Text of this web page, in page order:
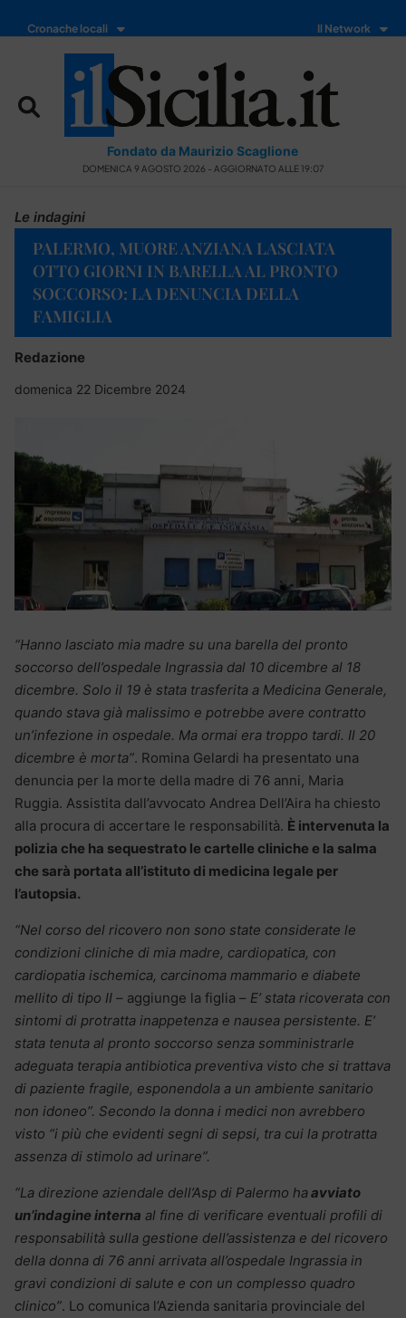
Cronache locali Il Network
Fondato da Maurizio Scaglione
DOMENICA 9 AGOSTO 2026 - AGGIORNATO ALLE 19:07
Le indagini
PALERMO, MUORE ANZIANA LASCIATA
OTTO GIORNI IN BARELLA AL PRONTO
SOCCORSO: LA DENUNCIA DELLA
FAMIGLIA
Redazione
domenica 22 Dicembre 2024
“Hanno lasciato mia madre su una barella del pronto
soccorso dell’ospedale Ingrassia dal 10 dicembre al 18
dicembre. Solo il 19 è stata trasferita a Medicina Generale,
quando stava già malissimo e potrebbe avere contratto
un’infezione in ospedale. Ma ormai era troppo tardi. Il 20
dicembre è morta”. Romina Gelardi ha presentato una
denuncia per la morte della madre di 76 anni, Maria
Ruggia. Assistita dall’avvocato Andrea Dell’Aira ha chiesto
alla procura di accertare le responsabilità. È intervenuta la
polizia che ha sequestrato le cartelle cliniche e la salma
che sarà portata all’istituto di medicina legale per
l’autopsia.
“Nel corso del ricovero non sono state considerate le
condizioni cliniche di mia madre, cardiopatica, con
cardiopatia ischemica, carcinoma mammario e diabete
mellito di tipo II – aggiunge la figlia – E’ stata ricoverata con
sintomi di protratta inappetenza e nausea persistente. E’
stata tenuta al pronto soccorso senza somministrarle
adeguata terapia antibiotica preventiva visto che si trattava
di paziente fragile, esponendola a un ambiente sanitario
non idoneo”. Secondo la donna i medici non avrebbero
visto “i più che evidenti segni di sepsi, tra cui la protratta
assenza di stimolo ad urinare”.
“La direzione aziendale dell’Asp di Palermo haavviato
un’indagine interna al fine di verificare eventuali profili di
responsabilità sulla gestione dell’assistenza e del ricovero
della donna di 76 anni arrivata all’ospedale Ingrassia in
gravi condizioni di salute e con un complesso quadro
clinico”. Lo comunica l’Azienda sanitaria provinciale del